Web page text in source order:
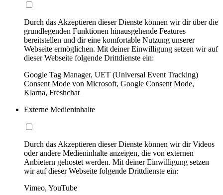
Durch das Akzeptieren dieser Dienste können wir dir über die
grundlegenden Funktionen hinausgehende Features
bereitstellen und dir eine komfortable Nutzung unserer
Webseite ermöglichen. Mit deiner Einwilligung setzen wir auf
dieser Webseite folgende Drittdienste ein:
Google Tag Manager, UET (Universal Event Tracking)
Consent Mode von Microsoft, Google Consent Mode,
Klarna, Freshchat
Externe Medieninhalte
Durch das Akzeptieren dieser Dienste können wir dir Videos
oder andere Medieninhalte anzeigen, die von externen
Anbietern gehostet werden. Mit deiner Einwilligung setzen
wir auf dieser Webseite folgende Drittdienste ein:
Vimeo, YouTube